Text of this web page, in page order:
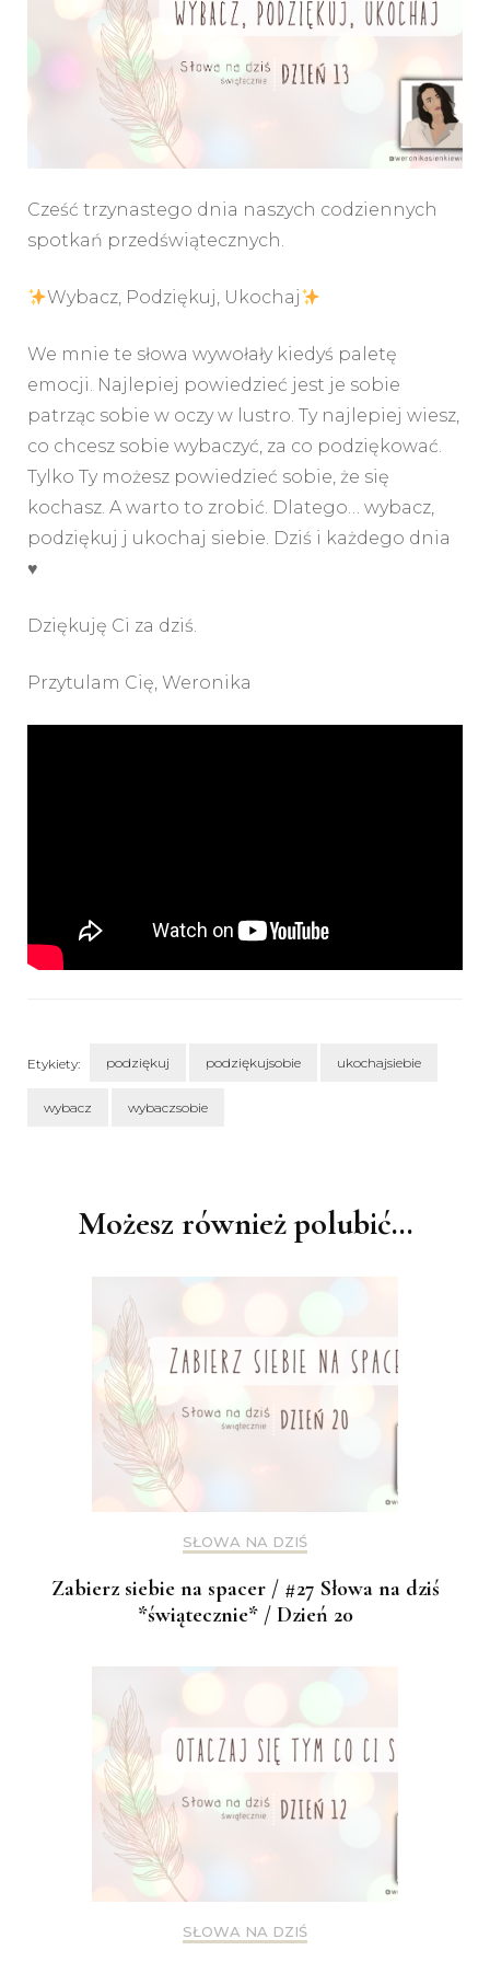
Słowa
*świątecznie*
Cześć trzynastego dnia naszych codziennych
spotkań przedświątecznych.
Wybacz, Podziękuj, Ukochaj
We mnie te słowa wywołały kiedyś paletę
emocji. Najlepiej powiedzieć jest je sobie
patrząc sobie w oczy w lustro. Ty najlepiej wiesz,
co chcesz sobie wybaczyć, za co podziękować.
Tylko Ty możesz powiedzieć sobie, że się
kochasz. A warto to zrobić. Dlatego… wybacz,
podziękuj j ukochaj siebie. Dziś i każdego dnia
♥️
Dziękuję Ci za dziś.
Przytulam Cię, Weronika
Etykiety: podziękuj podziękujsobie ukochajsiebie
wybacz wybaczsobie
Możesz również polubić…
SŁOWA NA DZIŚ
Zabierz siebie na spacer / #27 Słowa na dziś
*świątecznie* / Dzień 20
SŁOWA NA DZIŚ